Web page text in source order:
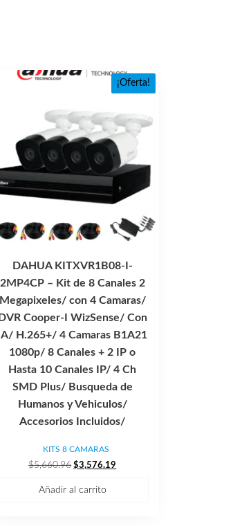
¡Oferta!
DAHUA KITXVR1B08-I-
2MP4CP – Kit de 8 Canales 2
Megapixeles/ con 4 Camaras/
DVR Cooper-I WizSense/ Con
IA/ H.265+/ 4 Camaras B1A21
1080p/ 8 Canales + 2 IP o
Hasta 10 Canales IP/ 4 Ch
SMD Plus/ Busqueda de
Humanos y Vehiculos/
Accesorios Incluidos/
KITS 8 CAMARAS
$5,660.96 El
original
$3,576.19
Añadir al carrito